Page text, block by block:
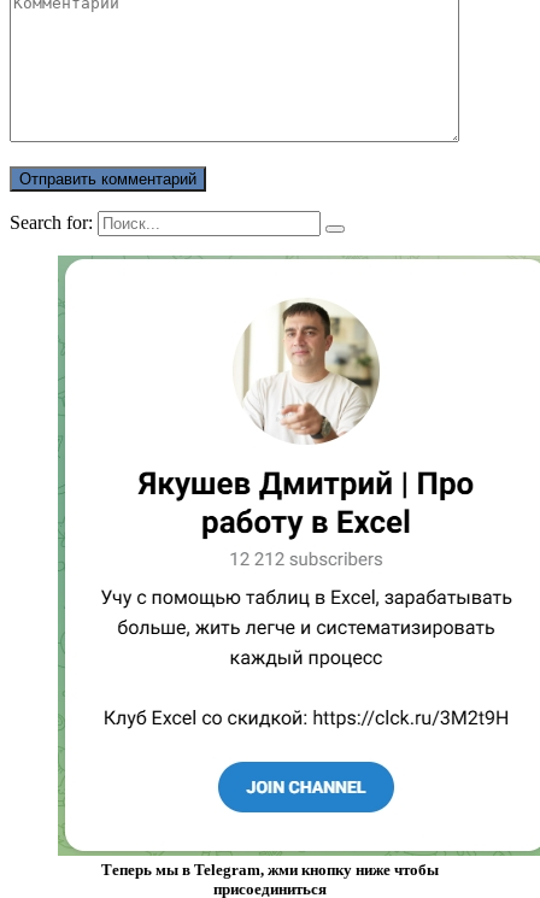
Search for:
Теперь мы в Telegram, жми кнопку ниже чтобы
присоединиться